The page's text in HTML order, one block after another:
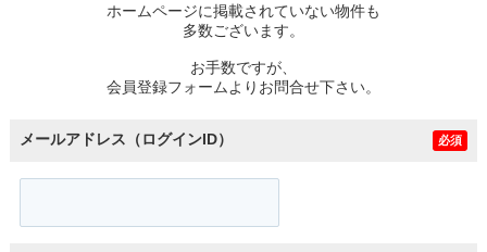
ホームページに掲載されていない物件も
多数ございます。
お手数ですが、
会員登録フォームよりお問合せ下さい。
メールアドレス（ログインID） 必須